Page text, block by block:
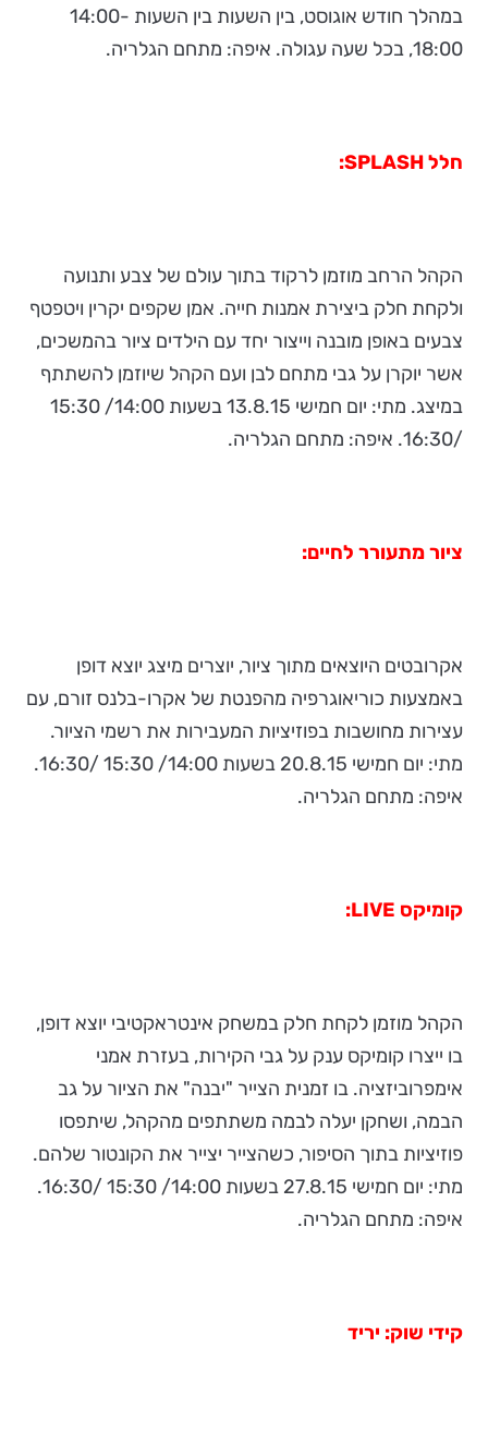
במהלך חודש אוגוסט, בין השעות בין השעות 14:00-
18:00, בכל שעה עגולה. איפה: מתחם הגלריה.
חללSPLASH
:
הקהל הרחב מוזמן לרקוד בתוך עולם של צבע ותנועה
ולקחת חלק ביצירת אמנות חייה. אמן שקפים יקרין ויטפטף
צבעים באופן מובנה וייצור יחד עם הילדים ציור בהמשכים,
אשר יוקרן על גבי מתחם לבן ועם הקהל שיוזמן להשתתף
במיצג. מתי: יום חמישי 13.8.15 בשעות 14:00/ 15:30
/16:30. איפה: מתחם הגלריה.
ציור מתעורר לחיים:
אקרובטים היוצאים מתוך ציור, יוצרים מיצג יוצא דופן
באמצעות כוריאוגרפיה מהפנטת של אקרו-בלנס זורם, עם
עצירות מחושבות בפוזיציות המעבירות את רשמי הציור.
מתי: יום חמישי 20.8.15 בשעות 14:00/ 15:30 /16:30.
איפה: מתחם הגלריה.
קומיקס LIVE
:
הקהל מוזמן לקחת חלק במשחק אינטראקטיבי יוצא דופן,
בו ייצרו קומיקס ענק על גבי הקירות, בעזרת אמני
אימפרוביזציה. בו זמנית הצייר "יבנה" את הציור על גב
הבמה, ושחקן יעלה לבמה משתתפים מהקהל, שיתפסו
פוזיציות בתוך הסיפור, כשהצייר יצייר את הקונטור שלהם.
מתי: יום חמישי 27.8.15 בשעות 14:00/ 15:30 /16:30.
איפה: מתחם הגלריה.
קידי שוק: יריד